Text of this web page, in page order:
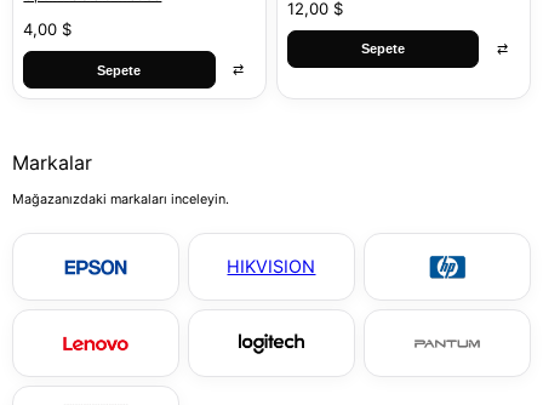
4,00 $
Sepete ⇄
12,00 $
Sepete ⇄
Markalar
Mağazanızdaki markaları inceleyin.
HIKVISION